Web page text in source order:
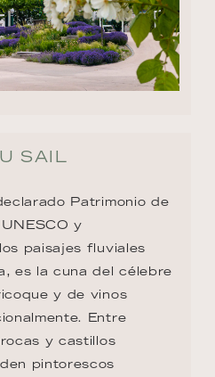
SAIL
Patrimonio de
y
paisajes fluviales
es la cuna del célebre
y de vinos
Entre
y castillos
pintorescos